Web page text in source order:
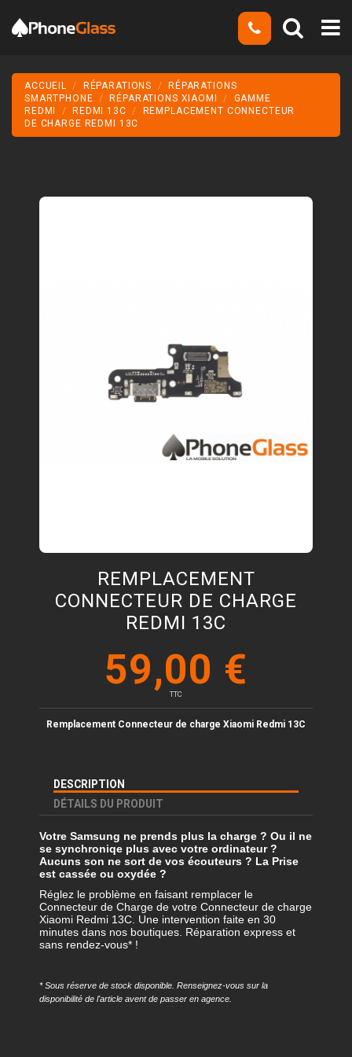
ACCUEIL RÉPARATIONS
RÉPARATIONS
SMARTPHONE
RÉPARATIONS XIAOMI
GAMME
REDMI
REDMI 13C
REMPLACEMENT CONNECTEUR
DE CHARGE REDMI 13C
REMPLACEMENT
CONNECTEUR DE CHARGE
REDMI 13C
59,00 €
TTC
Remplacement Connecteur de charge Xiaomi Redmi 13C
DESCRIPTION
DÉTAILS DU PRODUIT
Votre Samsung ne prends plus la charge ? Ou il ne
se synchroniqe plus avec votre ordinateur ?
Aucuns son ne sort de vos écouteurs ? La Prise
est cassée ou oxydée ?
Réglez le problème en faisant remplacer le
Connecteur de Charge de votre Connecteur de charge
Xiaomi Redmi 13C. Une intervention faite en 30
minutes dans nos boutiques. Réparation express et
sans rendez-vous* !
* Sous réserve de stock disponible. Renseignez-vous sur la
disponibilité de l'article avent de passer en agence.